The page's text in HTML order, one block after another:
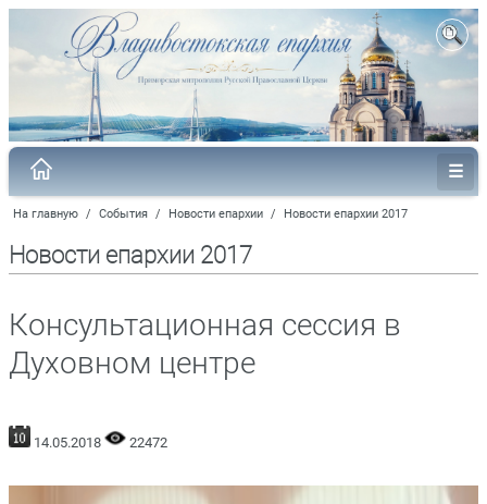
На главную / События / Новости епархии / Новости епархии 2017
Новости епархии 2017
Консультационная сессия в
Духовном центре
14.05.2018 22472